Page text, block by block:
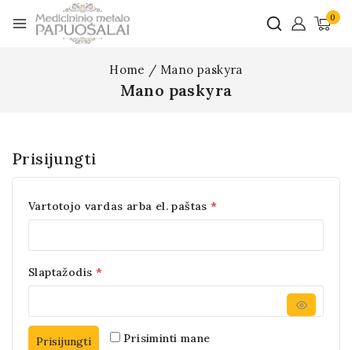
0
Home / Mano paskyra
Mano paskyra
Prisijungti
Vartotojo vardas arba el. paštas*
Slaptažodis *
Prisiminti mane
Prisijungti